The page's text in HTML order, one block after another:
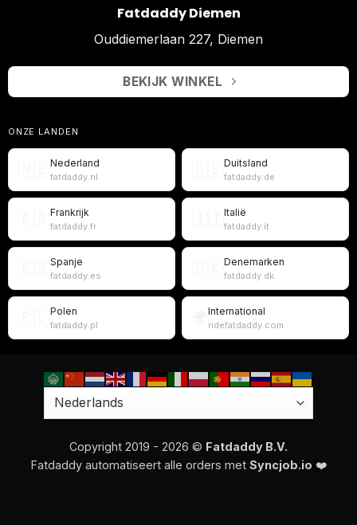
Fatdaddy Diemen
Ouddiemerlaan 227, Diemen
BEKIJK WINKEL
ONZE LANDEN
Nederland
fatdaddy.nl
Duitsland
fatdaddy.de
Frankrijk
fatdaddy.fr
Italië
fatdaddy.it
Spanje
fatdaddy.es
Denemarken
fatdaddy.dk
Polen
fatdaddy.pl
International
ridefatdaddy.com
Copyright 2019 - 2026 © Fatdaddy B.V.
Fatdaddy automatiseert alle orders met Syncjob.io ❤️